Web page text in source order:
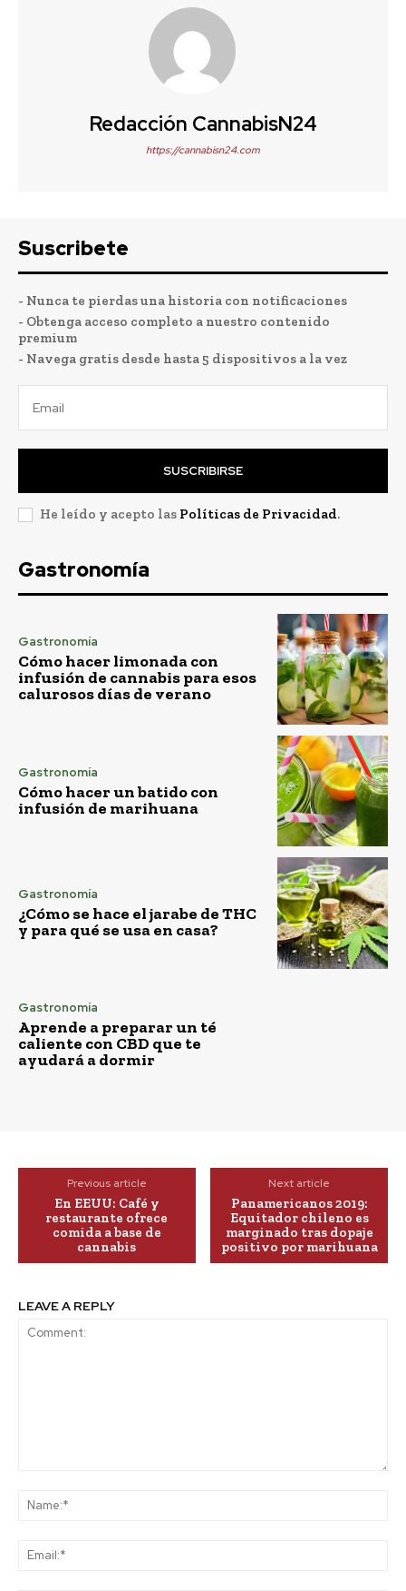
Redacción CannabisN24
https://cannabisn24.com
Suscribete
- Nunca te pierdas una historia con notificaciones
- Obtenga acceso completo a nuestro contenido
premium
- Navega gratis desde hasta 5 dispositivos a la vez
SUSCRIBIRSE
He leído y acepto las Políticas de Privacidad.
Gastronomía
Gastronomía
Cómo hacer limonada con
infusión de cannabis para esos
calurosos días de verano
Gastronomía
Cómo hacer un batido con
infusión de marihuana
Gastronomía
¿Cómo se hace el jarabe de THC
y para qué se usa en casa?
Gastronomía
Aprende a preparar un té
caliente con CBD que te
ayudará a dormir
Previous article
En EEUU: Café y
restaurante ofrece
comida a base de
cannabis
Next article
Panamericanos 2019:
Equitador chileno es
marginado tras dopaje
positivo por marihuana
LEAVE A REPLY